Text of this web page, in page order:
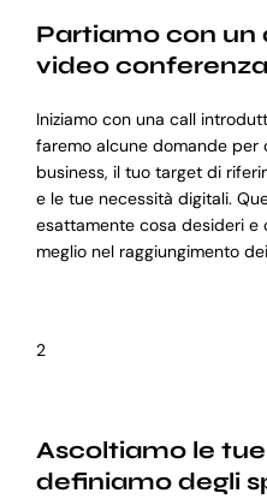
Partiamo con
video conferenza
Iniziamo con una call
faremo alcune domande per
business, il tuo target di
e le tue necessità digitali.
esattamente cosa desideri
meglio nel raggiungimento
2
Ascoltiamo le
definiamo degli